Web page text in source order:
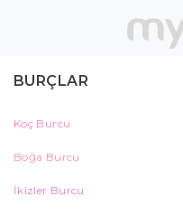
BURÇLAR
Koç Burcu
Boğa Burcu
İkizler Burcu